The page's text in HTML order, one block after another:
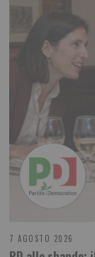
7 AGOSTO 2026